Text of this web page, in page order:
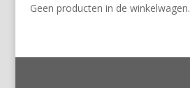
Geen producten in de winkelwagen.